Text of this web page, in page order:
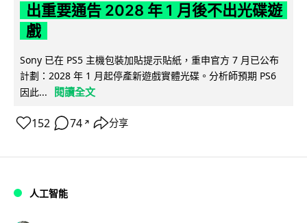
出重要通告 2028 年 1 月後不出光碟遊
戲
Sony 已在 PS5 主機包裝加貼提示貼紙，重申官方 7 月已公布
計劃：2028 年 1 月起停產新遊戲實體光碟。分析師預期 PS6
因此...
閱讀全文
152 74 ↗ 分享
人工智能